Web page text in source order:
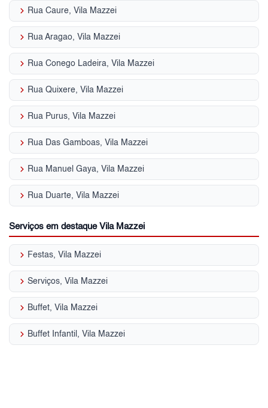
keyboard_arrow_right Rua Caure, Vila Mazzei
keyboard_arrow_right Rua Aragao, Vila Mazzei
keyboard_arrow_right Rua Conego Ladeira, Vila Mazzei
keyboard_arrow_right Rua Quixere, Vila Mazzei
keyboard_arrow_right Rua Purus, Vila Mazzei
keyboard_arrow_right Rua Das Gamboas, Vila Mazzei
keyboard_arrow_right Rua Manuel Gaya, Vila Mazzei
keyboard_arrow_right Rua Duarte, Vila Mazzei
Serviços em destaque Vila Mazzei
keyboard_arrow_right Festas, Vila Mazzei
keyboard_arrow_right Serviços, Vila Mazzei
keyboard_arrow_right Buffet, Vila Mazzei
keyboard_arrow_right Buffet Infantil, Vila Mazzei